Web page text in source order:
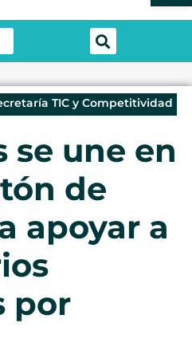
TIC y Competitividad
se une en
de
apoyar a
por